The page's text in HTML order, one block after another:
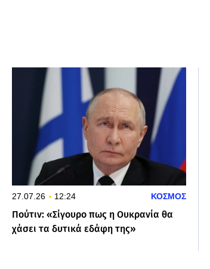
27.07.26 12:24 ΚΟΣΜΟΣ
Πούτιν: «Σίγουρο πως η Ουκρανία θα
χάσει τα δυτικά εδάφη της»